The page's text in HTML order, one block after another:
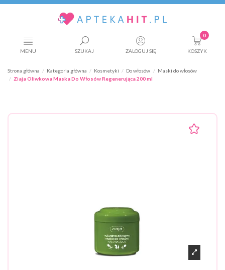
MENU SZUKAJ ZALOGUJ SIĘ
0
KOSZYK
Strona główna Kategoria główna Kosmetyki Do włosów
Maski do włosów
Ziaja Oliwkowa Maska Do Włosów Regenerująca 200 ml